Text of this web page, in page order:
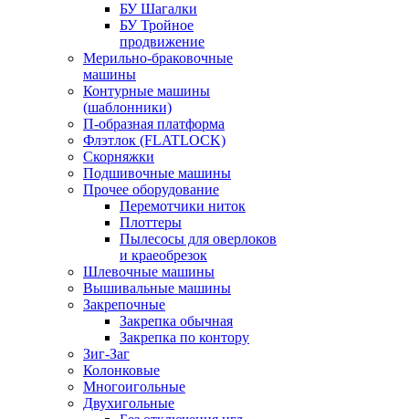
БУ Шагалки
БУ Тройное
продвижение
Мерильно-браковочные
машины
Контурные машины
(шаблонники)
П-образная платформа
Флэтлок (FLATLOCK)
Скорняжки
Подшивочные машины
Прочее оборудование
Перемотчики ниток
Плоттеры
Пылесосы для оверлоков
и краеобрезок
Шлевочные машины
Вышивальные машины
Закрепочные
Закрепка обычная
Закрепка по контору
Зиг-Заг
Колонковые
Многоигольные
Двухигольные